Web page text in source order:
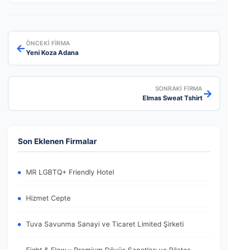
←ÖNCEKI FIRMA
Yeni Koza Adana
SONRAKI FIRMA
Elmas Sweat Tshirt→
Son Eklenen Firmalar
MR LGBTQ+ Friendly Hotel
Hizmet Cepte
Tuva Savunma Sanayi ve Ticaret Limited Şirketi